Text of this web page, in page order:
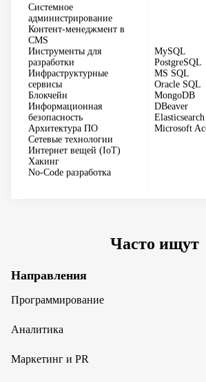
Системное
администрирование
Контент-менеджмент в
CMS
Инструменты для
разработки
Инфраструктурные
сервисы
Блокчейн
Информационная
безопасность
Архитектура ПО
Сетевые технологии
Интернет вещей (IoT)
Хакинг
No-Code разработка
MySQL
PostgreSQL
MS SQL
Oracle SQL
MongoDB
DBeaver
Elasticsearch
Microsoft
Часто ищут
Направления
Программирование
Аналитика
Маркетинг и PR